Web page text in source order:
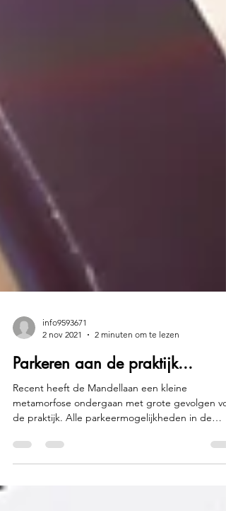
2 nov 2021
2 minuten om te lezen
Parkeren aan de praktijk...
Recent heeft de Mandellaan een kleine
de praktijk. Alle parkeermogelijkheden in de
directe...